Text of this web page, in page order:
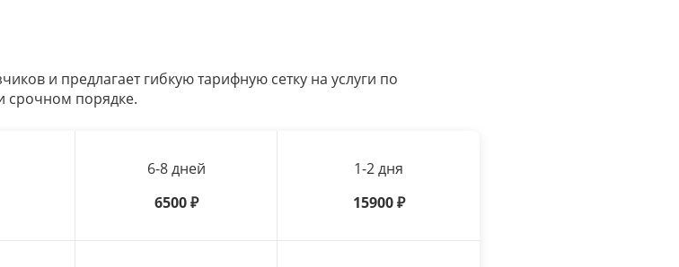
и предлагает гибкую тарифную сетку на услуги по
срочном порядке.
6-8 дней
6500 ₽
1-2 дня
15900 ₽